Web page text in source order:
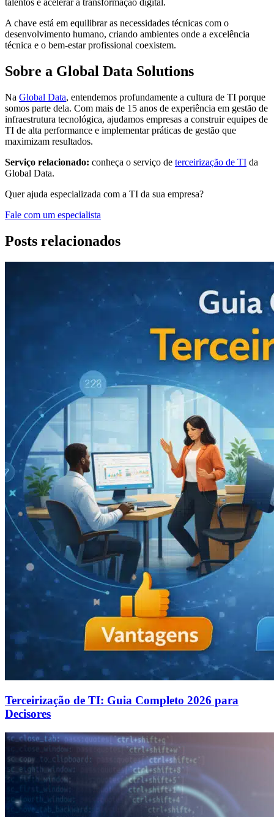
talentos e acelerar a transformação digital.
A chave está em equilibrar as necessidades técnicas com o
desenvolvimento humano, criando ambientes onde a excelência
técnica e o bem-estar profissional coexistem.
Sobre a Global Data Solutions
Na Global Data, entendemos profundamente a cultura de TI porque
somos parte dela. Com mais de 15 anos de experiência em gestão de
infraestrutura tecnológica, ajudamos empresas a construir equipes de
TI de alta performance e implementar práticas de gestão que
maximizam resultados.
Serviço relacionado: conheça o serviço de terceirização de TI da
Global Data.
Quer ajuda especializada com a TI da sua empresa?
Fale com um especialista
Posts relacionados
Terceirização de TI: Guia Completo 2026 para
Decisores